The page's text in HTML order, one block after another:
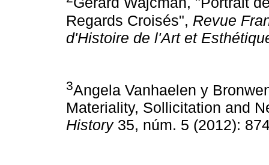
Regards Croisés", Revue
d'Histoire de l'Art et
3Angela Vanhaelen y
Materiality, Sollicitation and
History35, núm. 5 (2012):